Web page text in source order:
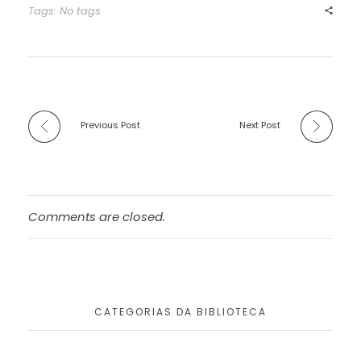
Tags: No tags
Previous Post Next Post
Comments are closed.
CATEGORIAS DA BIBLIOTECA